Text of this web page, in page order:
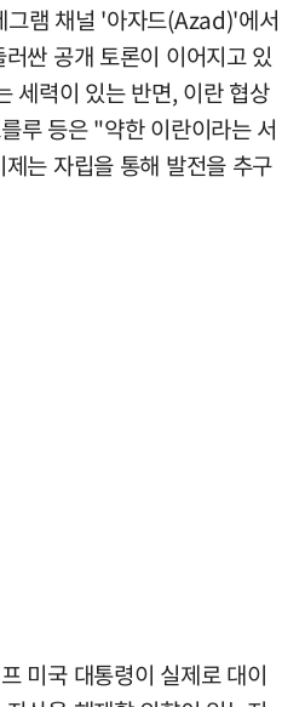
그램 채널 '아자드(Azad)'에서
싼 공개 토론이 이어지고 있
세력이 있는 반면, 이란 협상
루 등은 "약한 이란이라는 서
는 자립을 통해 발전을 추구
미국 대통령이 실제로 대이